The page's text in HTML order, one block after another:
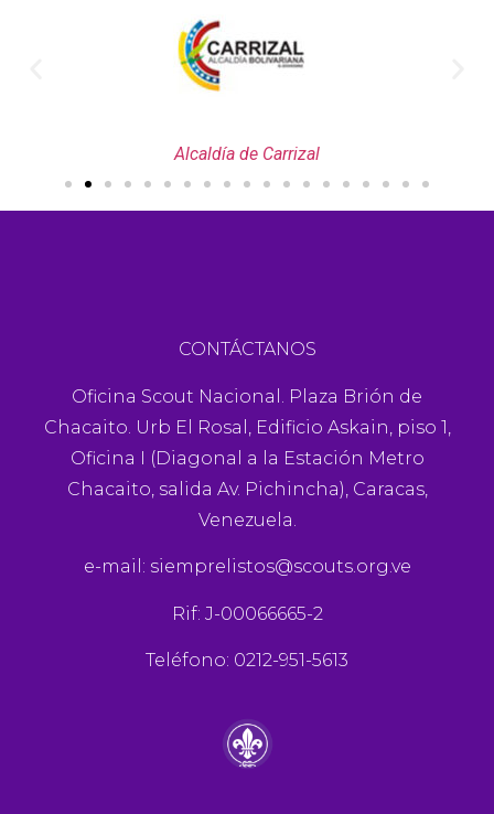
Alcaldía de Carrizal
CONTÁCTANOS
Oficina Scout Nacional. Plaza Brión de
Chacaito. Urb El Rosal, Edificio Askain, piso 1,
Oficina I (Diagonal a la Estación Metro
Chacaito, salida Av. Pichincha), Caracas,
Venezuela.
e-mail: siemprelistos@scouts.org.ve
Rif: J-00066665-2
Teléfono: 0212-951-5613